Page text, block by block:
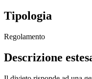
Tipologia
Regolamento
Descrizione